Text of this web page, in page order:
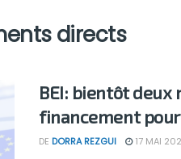
directs
BEI: bientôt deux
financement
DE DORRA REZGUI 17 MAI